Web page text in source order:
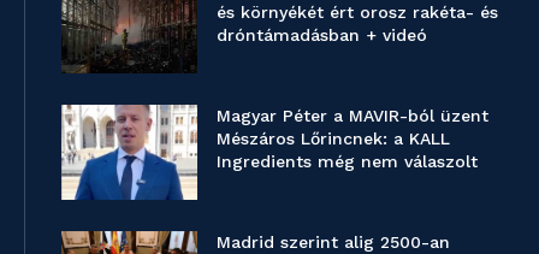
és környékét ért orosz rakéta- és
dróntámadásban + videó
Magyar Péter a MAVIR-ból üzent
Mészáros Lőrincnek: a KALL
Ingredients még nem válaszolt
Madrid szerint alig 2500-an